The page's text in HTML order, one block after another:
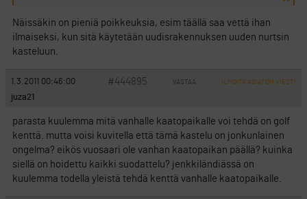
Näissäkin on pieniä poikkeuksia, esim täällä saa vettä ihan
ilmaiseksi, kun sitä käytetään uudisrakennuksen uuden nurtsin
kasteluun.
1.3.2011 00:46:00 #444895 VASTAA ILMOITA ASIATON VIESTI
juza21
parasta kuulemma mitä vanhalle kaatopaikalle voi tehdä on golf
kenttä. mutta voisi kuvitella että tämä kastelu on jonkunlainen
ongelma? eikös vuosaari ole vanhan kaatopaikan päällä? kuinka
siellä on hoidettu kaikki suodattelu? jenkkiländiässä on
kuulemma todella yleistä tehdä kenttä vanhalle kaatopaikalle.